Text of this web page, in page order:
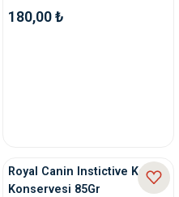
180,00 ₺
Royal Canin Instictive Kedi
Konservesi 85Gr